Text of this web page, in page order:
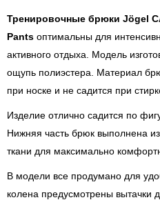
Тренировочные брюки Jögel
Pants оптимальны для
активного отдыха. Модель
ощупь полиэстера. Материал
при носке и не садится при
Изделие отлично садится по
Нижняя часть брюк выполнена
ткани для максимально
В модели все продумано для
колена предусмотрены вытачки